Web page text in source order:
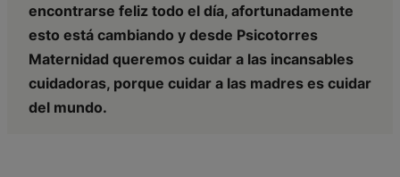
encontrarse feliz todo el día, afortunadamente
esto está cambiando y desde Psicotorres
Maternidad queremos cuidar a las incansables
cuidadoras, porque cuidar a las madres es cuidar
del mundo.